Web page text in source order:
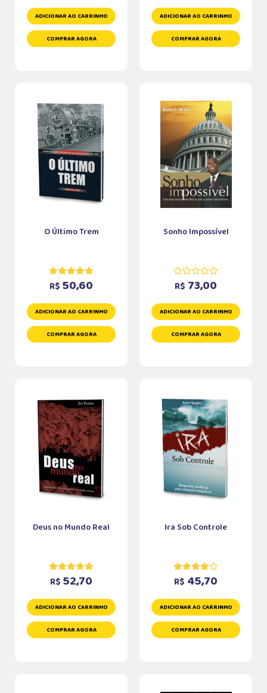
ADICIONAR AO CARRINHO
COMPRAR AGORA
ADICIONAR AO CARRINHO
COMPRAR AGORA
O Último Trem
R$ 50,60
ADICIONAR AO CARRINHO
COMPRAR AGORA
Sonho Impossível
R$ 73,00
ADICIONAR AO CARRINHO
COMPRAR AGORA
Deus no Mundo Real
R$ 52,70
ADICIONAR AO CARRINHO
COMPRAR AGORA
Ira Sob Controle
R$ 45,70
ADICIONAR AO CARRINHO
COMPRAR AGORA